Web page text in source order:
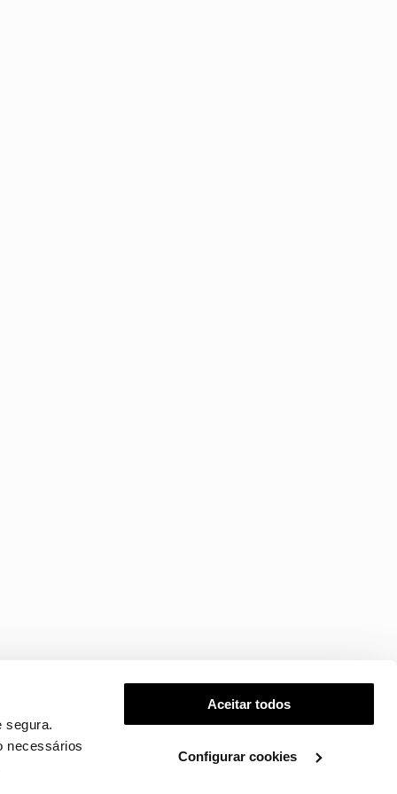
segura.
necessários
Aceitar todos
Configurar cookies